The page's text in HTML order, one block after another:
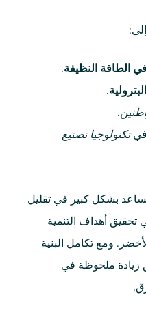
الطاقة النظيفة.
.
.
فيتكنولوجيا تصنيع
يساعد بشكل كبير في تقليل
أهداف التنمية
ومع تكامل البنية
زيادة ملحوظة في